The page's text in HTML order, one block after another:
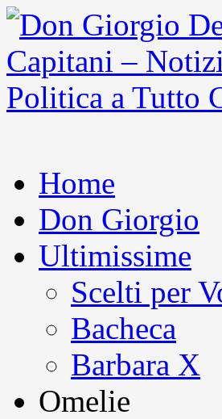
Home
Don Giorgio
Ultimissime
Scelti per
Bacheca
Barbara X
Omelie